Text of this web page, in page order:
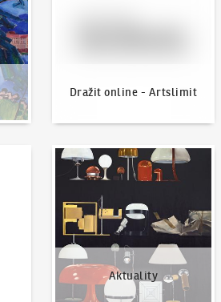
Dražit online - Artslimit
Aktuality
Aktuality